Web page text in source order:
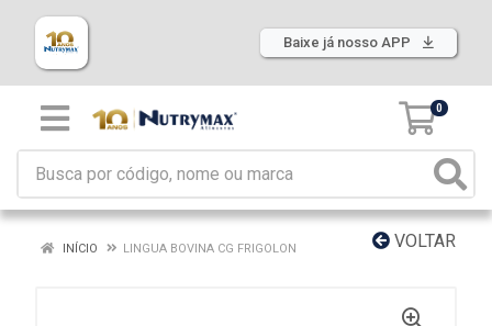
Baixe já nosso APP
0
VOLTAR
INÍCIO LINGUA BOVINA CG FRIGOLON